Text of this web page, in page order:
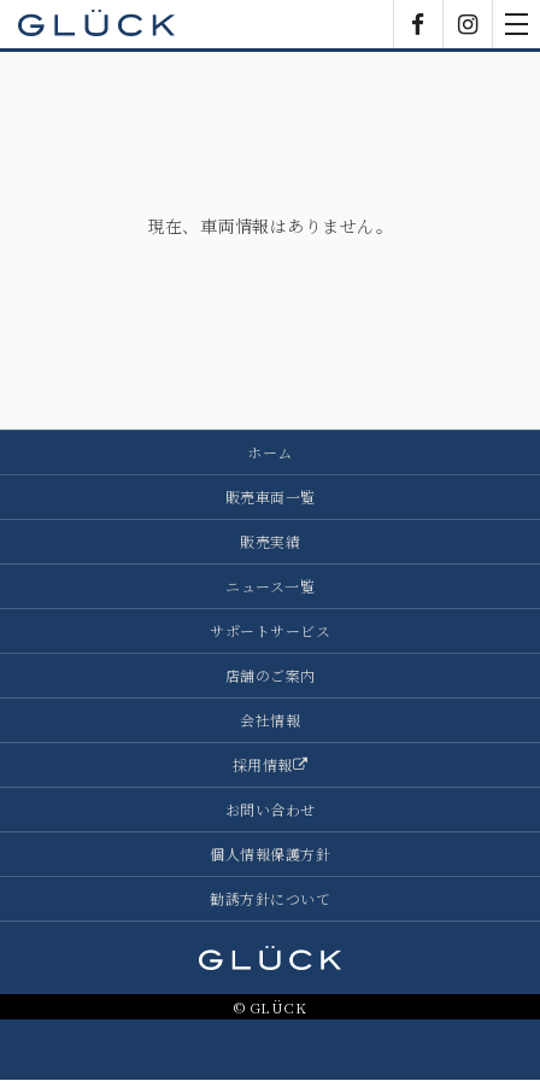
現在、車両情報はありません。
ホーム
販売車両一覧
販売実績
ニュース一覧
サポートサービス
店舗のご案内
会社情報
採用情報
お問い合わせ
個人情報保護方針
勧誘方針について
© GLÜCK